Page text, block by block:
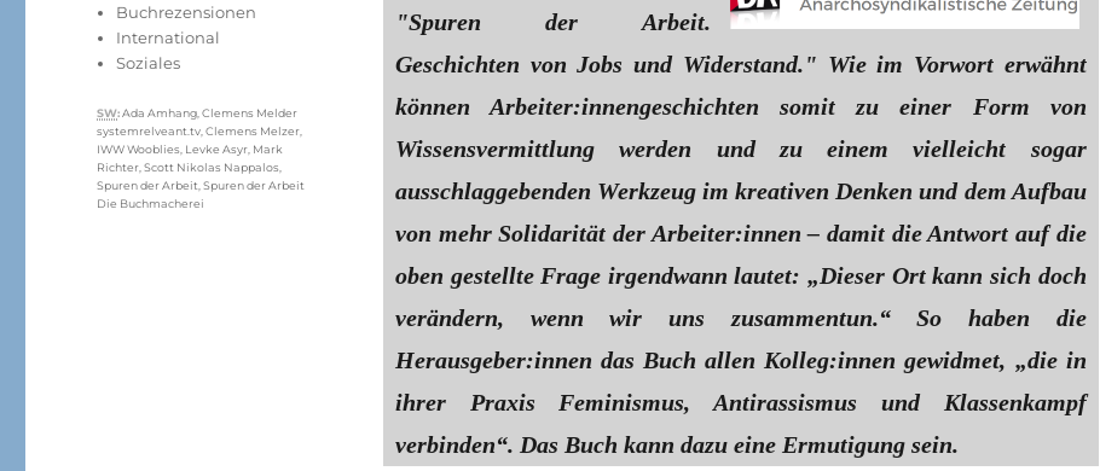
"Spuren der Arbeit.
Geschichten von Jobs und Widerstand." Wie im Vorwort erwähnt
können Arbeiter:innengeschichten somit zu einer Form von
Wissensvermittlung werden und zu einem vielleicht sogar
ausschlaggebenden Werkzeug im kreativen Denken und dem Aufbau
von mehr Solidarität der Arbeiter:innen – damit die Antwort auf die
oben gestellte Frage irgendwann lautet: „Dieser Ort kann sich doch
verändern, wenn wir uns zusammentun.“ So haben die
Herausgeber:innen das Buch allen Kolleg:innen gewidmet, „die in
ihrer Praxis Feminismus, Antirassismus und Klassenkampf
verbinden“. Das Buch kann dazu eine Ermutigung sein.
Kategorien
Buchrezensionen
International
Soziales
Schlagwörter
SW:Ada Amhang ,Clemens Melder
systemrelveant.tv ,Clemens Melzer
IWW Wooblies Levke Asyr Mark
Richter ,Scott Nikolas Nappalos
Spuren der Arbeit ,Spuren der Arbeit
Die Buchmacherei